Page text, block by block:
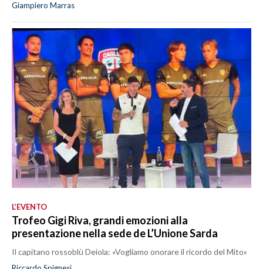
Giampiero Marras
L’EVENTO
Trofeo Gigi Riva, grandi emozioni alla
presentazione nella sede de L’Unione Sarda
Il capitano rossoblù Deiola: «Vogliamo onorare il ricordo del Mito»